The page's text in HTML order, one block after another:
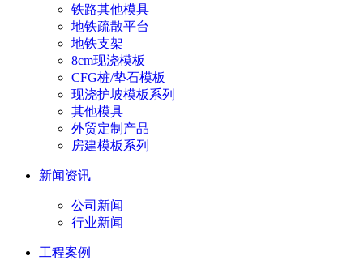
铁路其他模具
地铁疏散平台
地铁支架
8cm现浇模板
CFG桩/垫石模板
现浇护坡模板系列
其他模具
外贸定制产品
房建模板系列
新闻资讯
公司新闻
行业新闻
工程案例